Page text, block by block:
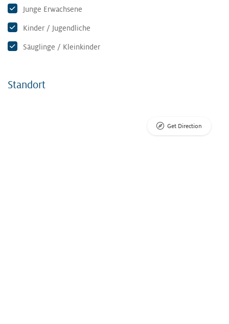
Junge Erwachsene
Kinder / Jugendliche
Säuglinge / Kleinkinder
Standort
Get Direction